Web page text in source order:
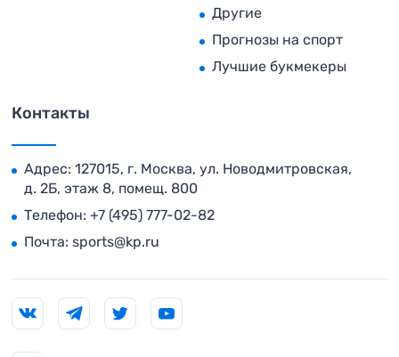
Другие
Прогнозы на спорт
Лучшие букмекеры
Контакты
Адрес: 127015, г. Москва, ул. Новодмитровская,
д. 2Б, этаж 8, помещ. 800
Телефон: +7 (495) 777-02-82
Почта: sports@kp.ru